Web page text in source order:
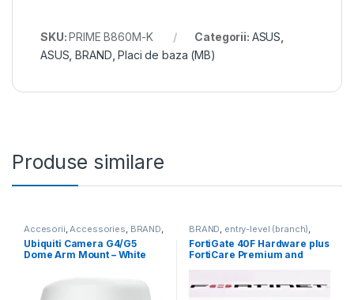
SKU:PRIME B860M-K Categorii: ASUS
ASUS ,BRAND ,Placi de baza (MB)
Produse similare
Accesorii,Accessories, BRAND,
For Cameras Ubiquiti,Unifi
Ubiquiti Camera G4/G5
Dome Arm Mount – White
BRAND, entry-level (branch),
FortiGate FortiGate 40F
Fortinet,Fortinet,
Router&Firewall
FortiGate 40F Hardware plus
FortiCare Premium and
BDL-809-36)